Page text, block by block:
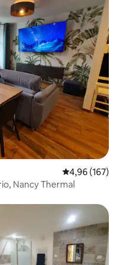
4,96 de uma
4,96 (167)
Nancy Thermal